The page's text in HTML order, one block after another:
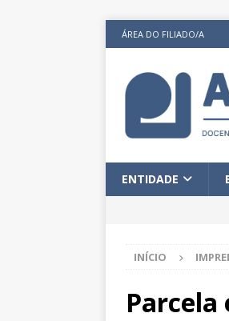
ÁREA DO FILIADO/A
ENTIDADE
INÍCIO